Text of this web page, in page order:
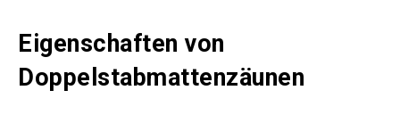
Eigenschaften von
Doppelstabmattenzäunen